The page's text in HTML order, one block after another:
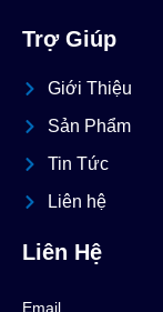
Trợ Giúp
Giới Thiệu
Sản Phẩm
Tin Tức
Liên hệ
Liên Hệ
Email